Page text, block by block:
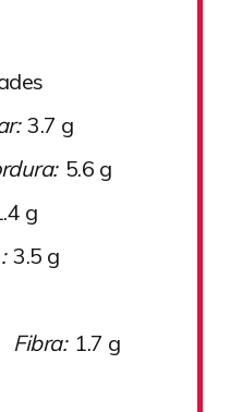
3.7 g
5.6 g
g
3.5 g
Fibra: 1.7 g